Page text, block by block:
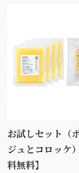
お試しセット（
ジュとコロッケ
料無料】